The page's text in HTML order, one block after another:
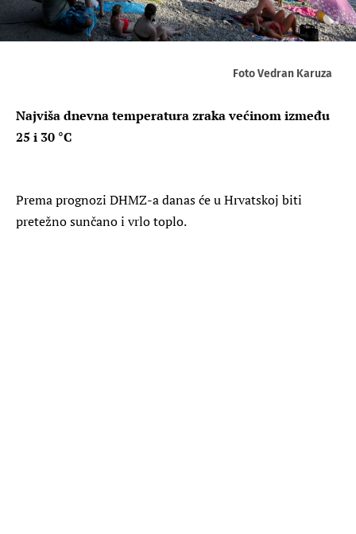
Foto Vedran Karuza
Najviša dnevna temperatura zraka većinom između
25 i 30 °C
Prema prognozi DHMZ-a danas će u Hrvatskoj biti
pretežno sunčano i vrlo toplo.